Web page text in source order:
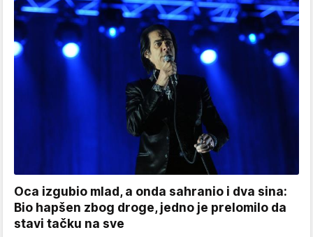
Oca izgubio mlad, a onda sahranio i dva sina:
Bio hapšen zbog droge, jedno je prelomilo da
stavi tačku na sve